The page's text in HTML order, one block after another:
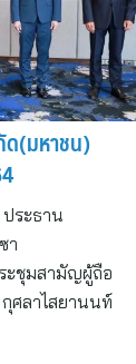
ด(มหาชน)
ระธาน
า
ะชุมสามัญผู้ถือ
ศลาไสยานนท์